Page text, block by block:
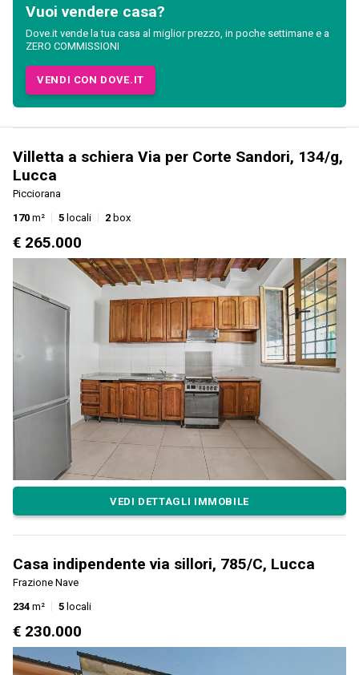
Vuoi vendere casa?
Dove.it vende la tua casa al miglior prezzo, in poche settimane e a
ZERO COMMISSIONI
VENDI CON DOVE.IT
Villetta a schiera Via per Corte Sandori, 134/g,
Lucca
Picciorana
170 m² 5 locali 2 box
€ 265.000
VEDI DETTAGLI IMMOBILE
Casa indipendente via sillori, 785/C, Lucca
Frazione Nave
234 m² 5 locali
€ 230.000